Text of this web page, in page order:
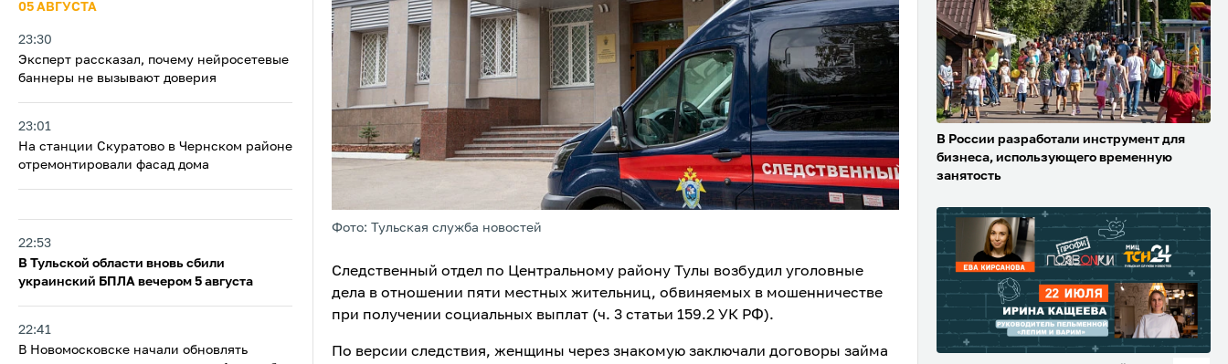
05 АВГУСТА
23:30
Эксперт рассказал, почему нейросетевые
баннеры не вызывают доверия
23:01
На станции Скуратово в Чернском районе
отремонтировали фасад дома
22:53
В Тульской области вновь сбили
украинский БПЛА вечером 5 августа
22:41
В Новомосковске начали обновлять
Фото: Тульская служба новостей
Следственный отдел по Центральному району Тулы возбудил уголовные
дела в отношении пяти местных жительниц, обвиняемых в мошенничестве
при получении социальных выплат (ч. 3 статьи 159.2 УК РФ).
По версии следствия, женщины через знакомую заключали договоры займа
В России разработали инструмент для
бизнеса, использующего временную
занятость